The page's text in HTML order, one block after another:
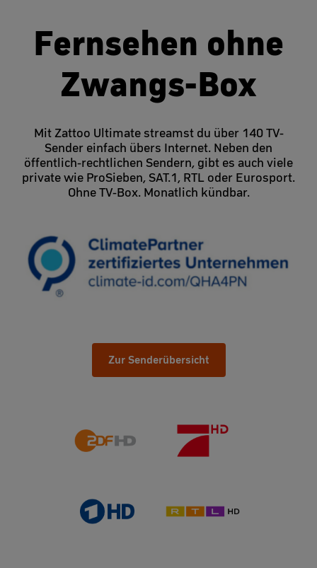
Fernsehen ohne
Zwangs-Box
Mit Zattoo Ultimate streamst du über 140 TV-
Sender einfach übers Internet. Neben den
öffentlich-rechtlichen Sendern, gibt es auch viele
private wie ProSieben, SAT.1, RTL oder Eurosport.
Ohne TV-Box. Monatlich kündbar.
Zur Senderübersicht